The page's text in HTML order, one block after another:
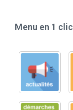
Menu en 1 clic